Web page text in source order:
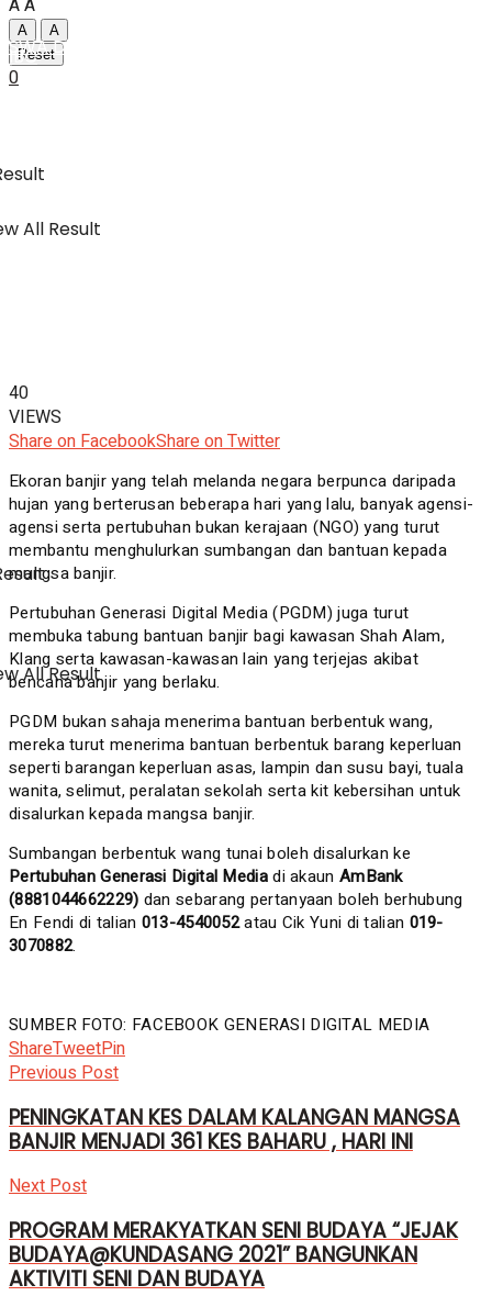
IBC
All Result
SWA Digital Malaysia
All Result
AA
A
A
Reset
0
40
VIEWS
Share on FacebookShare on Twitter
Ekoran banjir yang telah melanda negara berpunca daripada
hujan yang berterusan beberapa hari yang lalu, banyak agensi-
agensi serta pertubuhan bukan kerajaan (NGO) yang turut
membantu menghulurkan sumbangan dan bantuan kepada
mangsa banjir.
Pertubuhan Generasi Digital Media (PGDM) juga turut
membuka tabung bantuan banjir bagi kawasan Shah Alam,
Klang serta kawasan-kawasan lain yang terjejas akibat
bencana banjir yang berlaku.
PGDM bukan sahaja menerima bantuan berbentuk wang,
mereka turut menerima bantuan berbentuk barang keperluan
seperti barangan keperluan asas, lampin dan susu bayi, tuala
wanita, selimut, peralatan sekolah serta kit kebersihan untuk
disalurkan kepada mangsa banjir.
Sumbangan berbentuk wang tunai boleh disalurkan ke
Pertubuhan Generasi Digital Mediadi akaun AmBank
(8881044662229) dan sebarang pertanyaan boleh berhubung
En Fendi di talian 013-4540052atau Cik Yuni di talian 019-
3070882.
SUMBER FOTO: FACEBOOK GENERASI DIGITAL MEDIA
ShareTweetPin
Previous Post
PENINGKATAN KES DALAM KALANGAN MANGSA
BANJIR MENJADI 361 KES BAHARU , HARI INI
Next Post
PROGRAM MERAKYATKAN SENI BUDAYA “JEJAK
BUDAYA@KUNDASANG 2021” BANGUNKAN
AKTIVITI SENI DAN BUDAYA